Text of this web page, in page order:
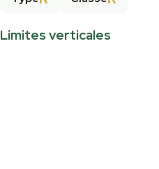
Limites verticales